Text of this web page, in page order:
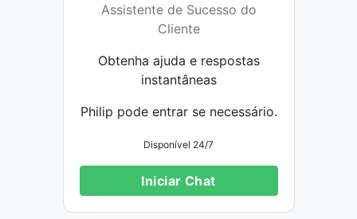
Assistente de Sucesso do
Cliente
Obtenha ajuda e respostas
instantâneas
Philip pode entrar se necessário.
Disponível 24/7
Iniciar Chat